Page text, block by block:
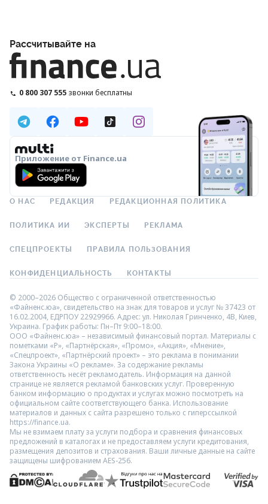
Рассчитывайте на
0 800 307 555 звонки бесплатны
Приложение от Finance.ua
О НАС РЕДАКЦИЯ РЕДАКЦИОННАЯ ПОЛИТИКА
ПОЛИТИКА ИИ ЭКСПЕРТЫ РЕКЛАМА
СПЕЦПРОЕКТЫ ПРАВИЛА ПОЛЬЗОВАНИЯ
КОНФИДЕНЦИАЛЬНОСТЬ КОНТАКТЫ
© 2000–2026 Общество с ограниченной ответственностью
«Файненс.юа», свидетельство на знак для товаров и услуг № 37423 от
16.02.2004, ЕДРПОУ 22929966. Адрес: ул. Николая Гринченко, 4В, Киев,
Украина. График работы: Пн–Пт 9:00–18:00.
ООО «Файненс.юа» – независимый финансовый портал. Материалы с
пометками «Р», «Партнёрская», «Промо», «Акция», «Мнение»,
«Спецпроект», «Партнёрский проект» – это реклама в понимании
Закона Украины «О рекламе». За содержание рекламы
ответственность несёт рекламодатель. Информация на данной
странице не является рекламой банковских услуг. Проверенную
банком информацию о продуктах и услугах можно посмотреть на
официальном сайте соответствующего банка. Использование
материалов и данных с сайта разрешено только с гиперссылкой
https://finance.ua.
Мы не взимаем плату за услуги подбора и сравнения финансовых
предложений в каталогах и не предоставляем услуги кредитования,
размещения депозитов и страхования. Ваши личные данные на сайте
защищены шифрованием AES-256.